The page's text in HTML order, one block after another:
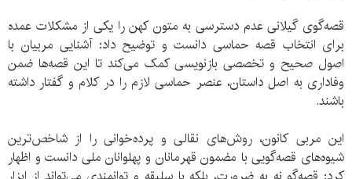
قصه‌گوی گیلانی عدم دسترسی به متون کهن را یکی از مشکلات عمده
برای انتخاب قصه حماسی دانست و توضیح داد: آشنایی مربیان با
اصول صحیح و تخصصی بازنویسی کمک می‌کند تا این قصه‌ها ضمن
وفاداری به اصل داستان، عنصر حماسی لازم را در کلام و گفتار داشته
باشند.
این مربی کانون، روش‌های نقالی و پرده‌خوانی را از شاخص‌ترین
شیوه‌های قصه‌گویی با مضمون قهرمانان و پهلوانان ملی دانست و اظهار